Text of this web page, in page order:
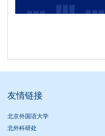
友情链接
北京外国语大学
北外科研处